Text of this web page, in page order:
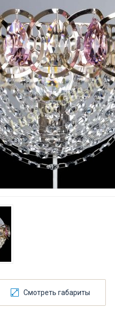
Смотреть габариты